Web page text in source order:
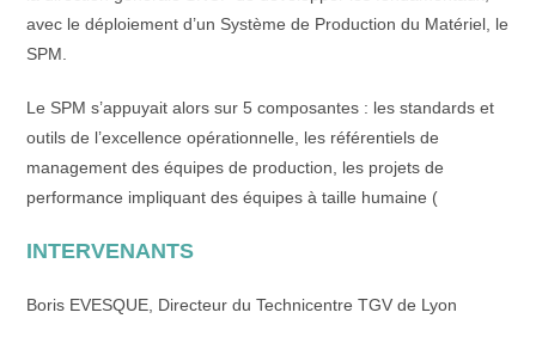
avec le déploiement d’un Système de Production du Matériel, le
SPM.
Le SPM s’appuyait alors sur 5 composantes : les standards et
outils de l’excellence opérationnelle, les référentiels de
management des équipes de production, les projets de
performance impliquant des équipes à taille humaine (
INTERVENANTS
Boris EVESQUE, Directeur du Technicentre TGV de Lyon